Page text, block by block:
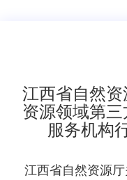
江西省自然
资源领域第
服务机构
江西省自然资源